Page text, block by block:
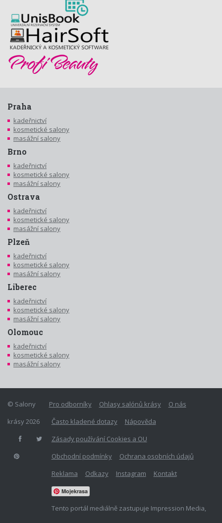
Praha
kadeřnictví
kosmetické salony
masážní salony
Brno
kadeřnictví
kosmetické salony
masážní salony
Ostrava
kadeřnictví
kosmetické salony
masážní salony
Plzeň
kadeřnictví
kosmetické salony
masážní salony
Liberec
kadeřnictví
kosmetické salony
masážní salony
Olomouc
kadeřnictví
kosmetické salony
masážní salony
Pro odborníky Ohlasy salónů krásy
O nás
Často kladené dotazy
Nápověda
Zásady používání Cookies a OU
Obchodní podmínky
Ochrana osobních údajů
Reklama
Odkazy Instagram Kontakt
Mojekrasa
Tento portál mediálně zastupuje Impression Media,
© Salony
krásy 2026